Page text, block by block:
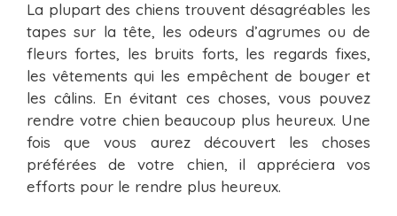
La plupart des chiens trouvent désagréables les
tapes sur la tête, les odeurs d’agrumes ou de
fleurs fortes, les bruits forts, les regards fixes,
les vêtements qui les empêchent de bouger et
les câlins. En évitant ces choses, vous pouvez
rendre votre chien beaucoup plus heureux. Une
fois que vous aurez découvert les choses
préférées de votre chien, il appréciera vos
efforts pour le rendre plus heureux.